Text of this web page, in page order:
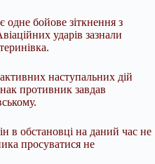
одне бойове зіткнення з
ударів зазнали
наступальних дій
противник завдав
в обстановці на даний час не
просуватися не